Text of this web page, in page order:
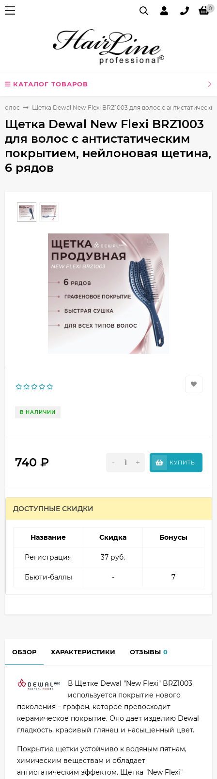
0
КАТАЛОГ ТОВАРОВ
волос Щетка Dewal New Flexi BRZ1003 для волос с
Щетка Dewal New Flexi BRZ1003
для волос с антистатическим
покрытием, нейлоновая щетина,
6 рядов
В НАЛИЧИИ
740 ₽ - + КУПИТЬ
ДОСТУПНЫЕ СКИДКИ
Название Скидка Бонусы
Регистрация 37 руб.
Бьюти-баллы - 7
ОБЗОР ХАРАКТЕРИСТИКИ ОТЗЫВЫ 0
В Щетке Dewal "New Flexi" BRZ1003
используется покрытие нового
поколения – графен, которое превосходит
керамическое покрытие. Оно дает изделию Dewal
гладкость, красивый глянец и насыщенный цвет.
Покрытие щетки устойчиво к водяным пятнам,
химическим веществам и обладает
антистатическим эффектом. Щетка "New Flexi"